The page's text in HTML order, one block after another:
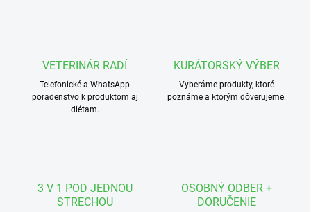
VETERINÁR RADÍ
Telefonické a WhatsApp
poradenstvo k produktom aj
diétam.
KURÁTORSKÝ VÝBER
Vyberáme produkty, ktoré
poznáme a ktorým dôverujeme.
3 V 1 POD JEDNOU
STRECHOU
OSOBNÝ ODBER +
DORUČENIE